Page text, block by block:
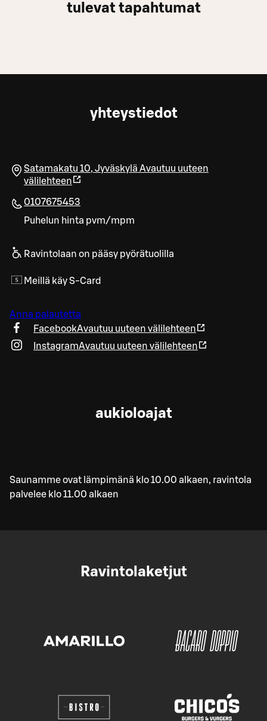
tulevat tapahtumat
yhteystiedot
Satamakatu 10, Jyväskylä Avautuu uuteen
välilehteen
0107675453
Puhelun hinta pvm/mpm
Ravintolaan on pääsy pyörätuolilla
Meillä käy S-Card
Anna palautetta
FacebookAvautuu uuteen välilehteen
InstagramAvautuu uuteen välilehteen
aukioloajat
Saunamme ovat lämpimänä klo 10.00 alkaen, ravintola
palvelee klo 11.00 alkaen
Ravintolaketjut